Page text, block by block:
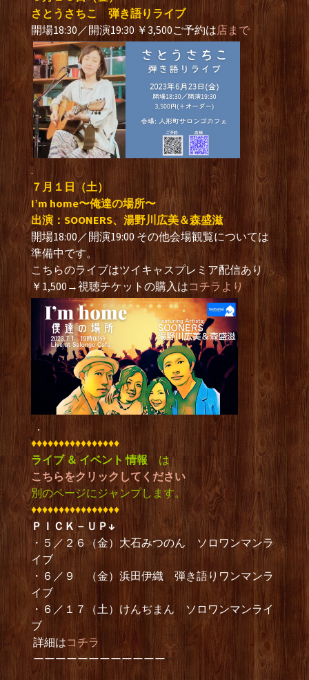
さとうさちこ 弾き語りライブ
開場18:30／開演19:30 ￥3,500ご予約は店まで
.
７ 月１ 日（土）
I’m home〜俺達の場所〜
出演：SOONERS、湯野川広美＆森盛滋
開場18:00／開演19:00 その他会場観覧については
準備中です。
こちらのライブはツイキャスプレミア配信あり
￥1,500→視聴チケットの購入はコチラより
．
♦︎♦︎♦︎♦︎♦︎♦︎♦︎♦︎♦︎♦︎♦︎♦︎♦︎♦︎♦︎♦︎
ライブ ＆ イベント 情報は
こちらをクリックしてください
別のページにジャンプします。
♦︎♦︎♦︎♦︎♦︎♦︎♦︎♦︎♦︎♦︎♦︎♦︎♦︎♦︎♦︎♦︎
ＰＩＣＫ－ＵＰ↓
・５／２６（金）大石みつのん ソロワンマンラ
イブ
・６／９ （金）浜田伊織 弾き語りワンマンラ
イブ
・６／１７（土）けんぢまん ソロワンマンライ
ブ
詳細はコチラ
ーーーーーーーーーーーー